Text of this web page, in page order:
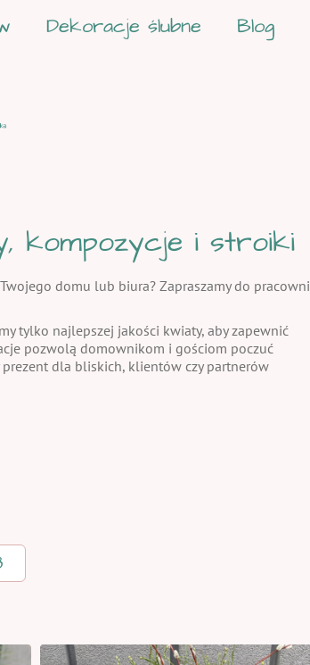
Dekoracje ślubne Blog
kompozycje i stroiki
domu lub biura? Zapraszamy do pracowni
tylko najlepszej jakości kwiaty, aby zapewnić
pozwolą domownikom i gościom poczuć
dla bliskich, klientów czy partnerów